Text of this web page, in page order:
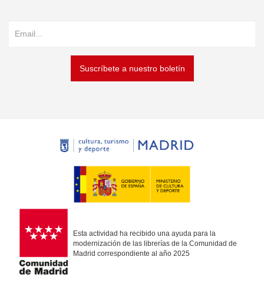
Suscríbete a nuestro boletín
Esta actividad ha recibido una ayuda para la
modernización de las librerías de la Comunidad de
Madrid correspondiente al año 2025